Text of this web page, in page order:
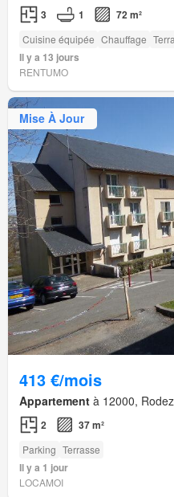
3 1 72 m²
Cuisine équipée Chauffage
Il y a 13 jours
RENTUMO
Mise À Jour
413 €/mois
Appartement à 12000,
2 37 m²
Parking Terrasse
Il y a 1 jour
LOCAMOI